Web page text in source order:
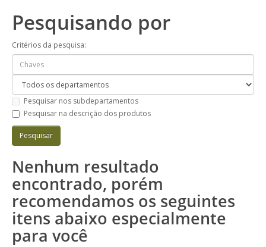
Pesquisando por
Critérios da pesquisa:
Pesquisar nos subdepartamentos
Pesquisar na descrição dos produtos
Nenhum resultado
encontrado, porém
recomendamos os seguintes
itens abaixo especialmente
para você